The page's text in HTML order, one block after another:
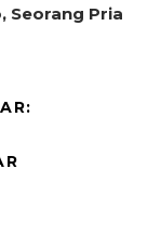
Seorang Pria